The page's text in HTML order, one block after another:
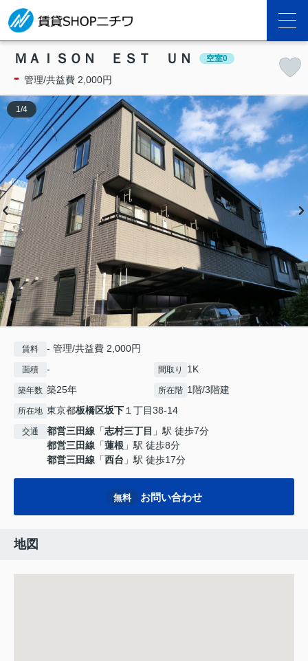
ＭＡＩＳＯＮ ＥＳＴ ＵＮ 空室0
- 管理/共益費 2,000円
1 /4
賃料 - 管理/共益費 2,000円
面積 - 間取り 1K
築年数 築25年 所在階 1階/3階建
所在地 東京都板橋区坂下 １丁目38-14
交通 都営三田線 「志村三丁目 」駅 徒歩7分
都営三田線 「蓮根 」駅 徒歩8分
都営三田線 「西台 」駅 徒歩17分
無料 お問い合わせ
地図